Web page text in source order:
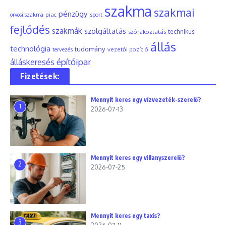
orvosi szakma piac pénzügy sport szakma szakmai
fejlődés szakmák szolgáltatás szórakoztatás technikus
technológia tervezés tudomány vezetői pozíció állás
álláskeresés építőipar
Fizetések:
1
Mennyit keres egy vízvezeték-szerelő?
2026-07-13
2
Mennyit keres egy villanyszerelő?
2026-07-25
3
Mennyit keres egy taxis?